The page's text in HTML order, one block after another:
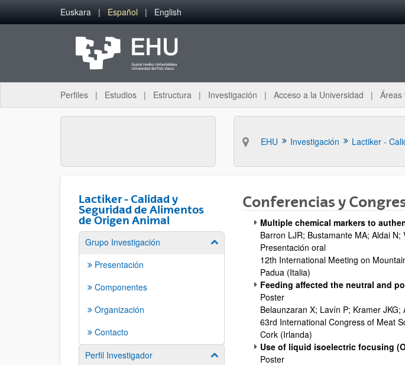
Saltar al contenido principal
Euskara Español English
Perfiles Estudios Estructura Investigación Acceso a la Universidad Áreas
EHU Investigación
Lactiker - Calidad y
Seguridad de Alimentos
de Origen Animal
Grupo Investigación Mostrar/ocultar subpáginas
Presentación
Componentes
Organización
Contacto
Perfil Investigador
Mostrar/ocultar subpáginas
Conferencias y
Multiple chemical markers to
Barron LJR; Bustamante MA; Aldai N;
Presentación oral
12th International Meeting on
Padua (Italia)
Feeding affected the neutral and
Poster
Belaunzaran X; Lavín P; Kramer JKG;
63rd International Congress of Meat
Cork (Irlanda)
Use of liquid isoelectric focusing
Poster